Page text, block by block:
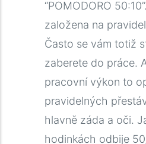
“POMODORO
založena na
Často se vám totiž
zaberete do práce.
pracovní výkon to
pravidelných
hlavně záda a oči.
hodinkách odbije